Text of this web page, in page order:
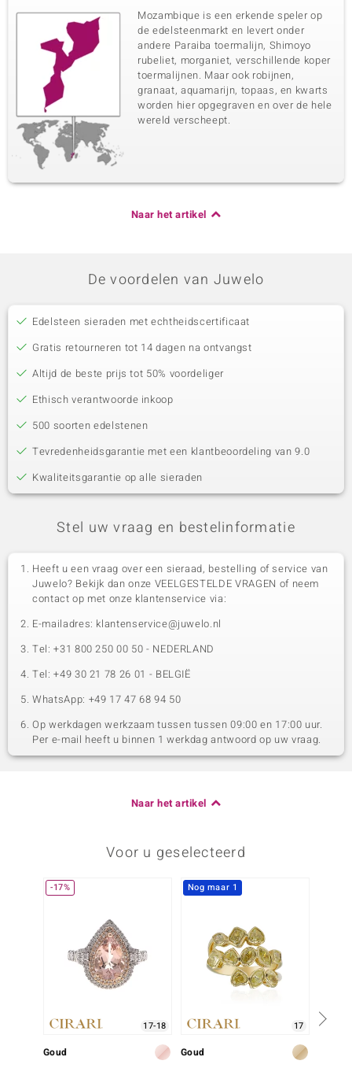
Mozambique is een erkende speler op
de edelsteenmarkt en levert onder
andere Paraiba toermalijn, Shimoyo
rubeliet, morganiet, verschillende koper
toermalijnen. Maar ook robijnen,
granaat, aquamarijn, topaas, en kwarts
worden hier opgegraven en over de hele
wereld verscheept.
Naar het artikel
De voordelen van Juwelo
Edelsteen sieraden met echtheidscertificaat
Gratis retourneren tot 14 dagen na ontvangst
Altijd de beste prijs tot 50% voordeliger
Ethisch verantwoorde inkoop
500 soorten edelstenen
Tevredenheidsgarantie met een klantbeoordeling van 9.0
Kwaliteitsgarantie op alle sieraden
Stel uw vraag en bestelinformatie
Heeft u een vraag over een sieraad, bestelling of service van
Juwelo? Bekijk dan onze VEELGESTELDE VRAGEN of neem
contact op met onze klantenservice via:
E-mailadres: klantenservice@juwelo.nl
Tel: +31 800 250 00 50 - NEDERLAND
Tel: +49 30 21 78 26 01 - BELGIË
WhatsApp: +49 17 47 68 94 50
Op werkdagen werkzaam tussen tussen 09:00 en 17:00 uur.
Per e-mail heeft u binnen 1 werkdag antwoord op uw vraag.
Naar het artikel
Voor u geselecteerd
-17%
17-18
Goud
Nog maar 1
17
Goud